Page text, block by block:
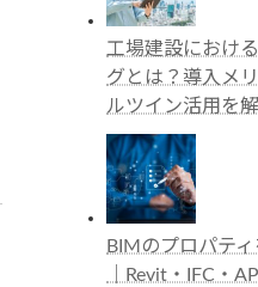
工場建設におけ
グとは？導入メ
ルツイン活用を
BIMのプロパテ
｜Revit・IFC・